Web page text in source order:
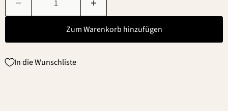
Zum Warenkorb hinzufügen
In die Wunschliste